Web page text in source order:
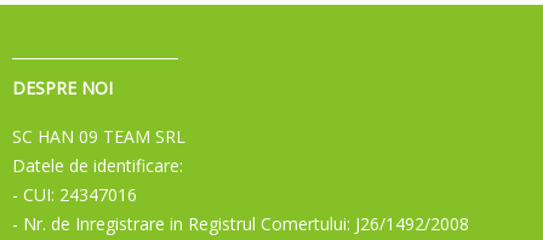
DESPRE NOI
SC HAN 09 TEAM SRL
Datele de identificare:
- CUI: 24347016
- Nr. de Inregistrare in Registrul Comertului: J26/1492/2008